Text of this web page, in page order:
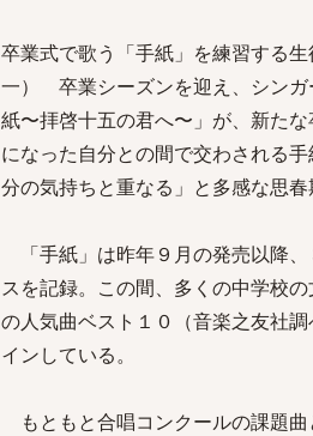
卒業式で歌う「手紙」を練習する
一） 卒業シーズンを迎え、シンガ
紙〜拝啓十五の君へ〜」が、新た
になった自分との間で交わされる
分の気持ちと重なる」と多感な思
「手紙」は昨年９月の発売以降
スを記録。この間、多くの中学校
の人気曲ベスト１０（音楽之友社
インしている。
もともと合唱コンクールの課題